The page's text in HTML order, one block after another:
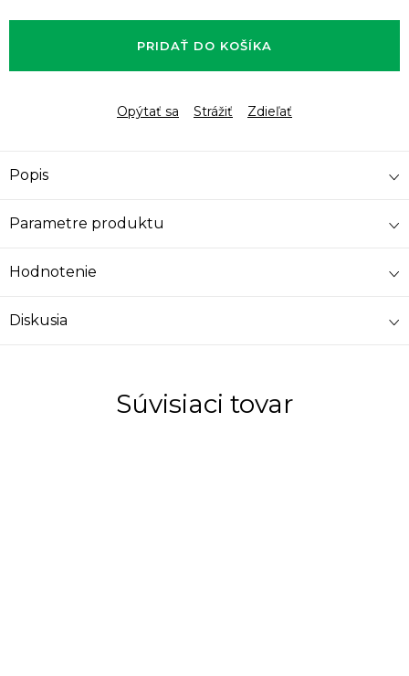
cena:
PRIDAŤ DO KOŠÍKA
Opýtať sa Strážiť Zdieľať
Popis
Parametre produktu
Hodnotenie
Diskusia
Súvisiaci tovar